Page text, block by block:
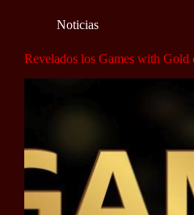
Noticias
Revelados los Games with Gold